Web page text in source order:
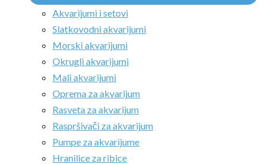
Akvarijumi i setovi
Slatkovodni akvarijumi
Morski akvarijumi
Okrugli akvarijumi
Mali akvarijumi
Oprema za akvarijum
Rasveta za akvarijum
Raspršivači za akvarijum
Pumpe za akvarijume
Hranilice za ribice